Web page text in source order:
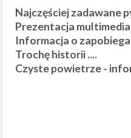
Najczęściej zadawane
Prezentacja
Informacja o
Trochę historii ....
Czyste powietrze -